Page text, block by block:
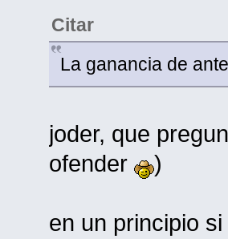
Citar
La ganancia de
joder, que
ofender
)
en un principio